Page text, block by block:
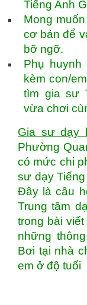
Tiếng Anh
Mong
cơ bản để
bỡ ngỡ.
Phụ
kèm con/
tìm gia sư
vừa chơi
Gia sư dạy
Phường
có mức chi
sư dạy
Đây là câu
Trung tâm
trong bài
những
Bơi tại nhà
em ở độ tuổi